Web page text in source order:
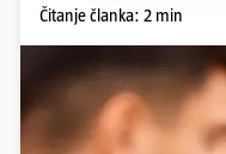
Čitanje članka: 2 min